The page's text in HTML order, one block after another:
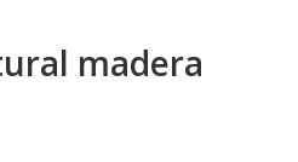
madera